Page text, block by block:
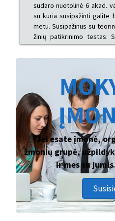
sudaro nuotolinė 6 akad.
su kuria susipažinti galite
metu. Susipažinus su
žinių patikrinimo testas.
išduodamas el.
Jei esate įmonė,
žmonių grupė,
ir mes su